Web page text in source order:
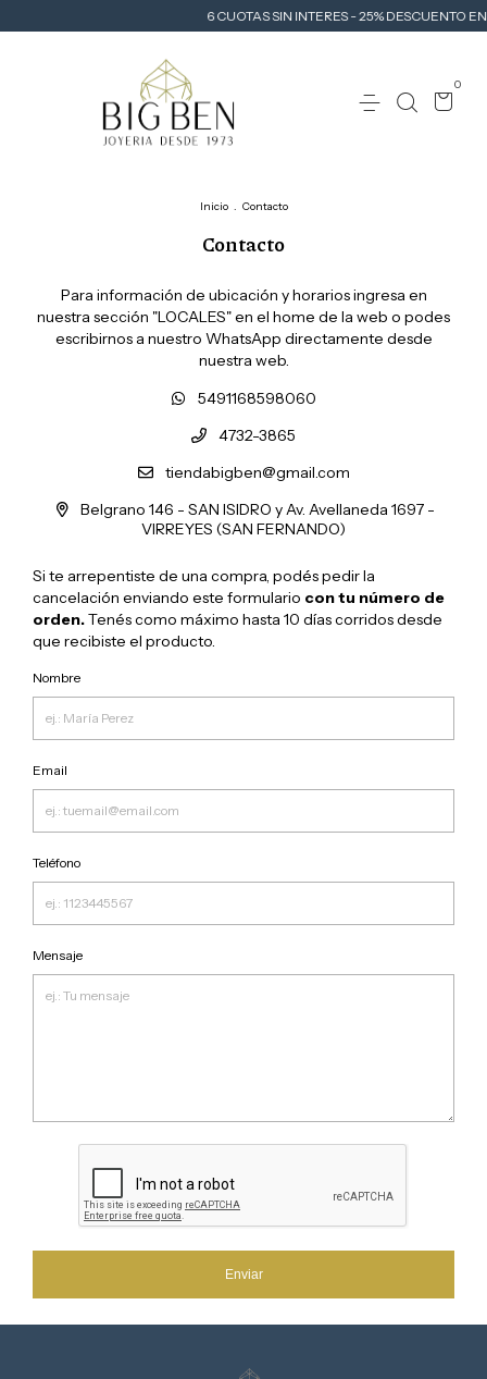
6 CUOTAS SIN INTERES - 25% DESCUENTO
0
Inicio . Contacto
Contacto
Para información de ubicación y horarios ingresa en
nuestra sección "LOCALES" en el home de la web o podes
escribirnos a nuestro WhatsApp directamente desde
nuestra web.
5491168598060
4732-3865
tiendabigben@gmail.com
Belgrano 146 - SAN ISIDRO y Av. Avellaneda 1697 -
VIRREYES (SAN FERNANDO)
Si te arrepentiste de una compra, podés pedir la
cancelación enviando este formulario con tu número de
orden.Tenés como máximo hasta 10 días corridos desde
que recibiste el producto.
Nombre
Email
Teléfono
Mensaje
Enviar